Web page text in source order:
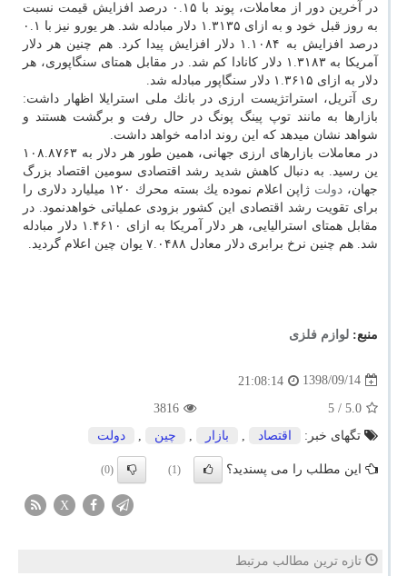
در آخرین دور از معاملات، پوند با ۰.۱۵ درصد افزایش قیمت نسبت
به روز قبل خود و به ازای ۱.۳۱۳۵ دلار مبادله شد. هر یورو نیز با ۰.۱
درصد افزایش به ۱.۱۰۸۴ دلار افزایش پیدا كرد. هم چنین هر دلار
آمریكا به ۱.۳۱۸۳ دلار كانادا كم شد. در مقابل همتای سنگاپوری، هر
دلار به ازای ۱.۳۶۱۵ دلار سنگاپور مبادله شد.
ری آتریل، استراتژیست ارزی در بانك ملی استرایلا اظهار داشت:
بازارها به مانند توپ پینگ پونگ در حال رفت و برگشت هستند و
شواهد نشان میدهد كه این روند ادامه خواهد داشت.
در معاملات بازارهای ارزی جهانی، همین طور هر دلار به ۱۰۸.۸۷۶۳
ین رسید. به دنبال كاهش شدید رشد اقتصادی سومین اقتصاد بزرگ
جهان، دولت
ژاپن اعلام نموده یك بسته محرك ۱۲۰ میلیارد دلاری را
برای تقویت رشد اقتصادی این كشور بزودی عملیاتی خواهدنمود. در
مقابل همتای استرالیایی، هر دلار آمریكا به ازای ۱.۴۶۱۰ دلار مبادله
شد. هم چنین نرخ برابری دلار معادل ۷.۰۴۸۸ یوان چین اعلام گردید.
منبع: لوازم فلزی
1398/09/14
21:08:14
5.0
/ 5
3816
تگهای خبر:
اقتصاد , بازار , چین , دولت
این مطلب را می پسندید؟ (1)
(0)
X
تازه ترین مطالب مرتبط